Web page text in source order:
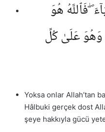
فَٱللَّهُ هُوَ
وَهُوَ عَلَىٰ كُلِّ
Yoksa onlar Allah’tan
Hâlbuki gerçek dost
şeye hakkıyla gücü